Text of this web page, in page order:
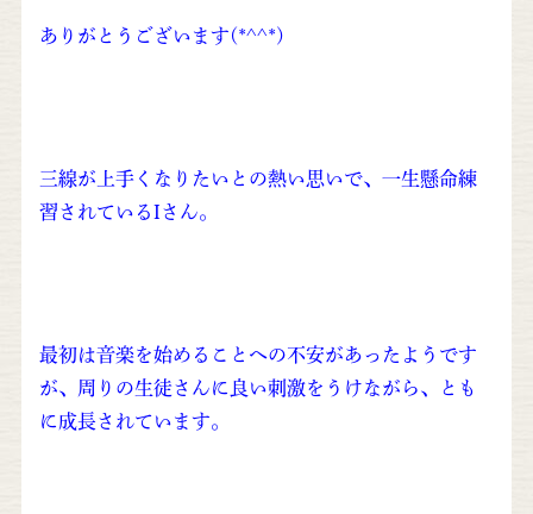
ありがとうございます(*^^*)
三線が上手くなりたいとの熱い思いで、一生懸命練
習されているIさん。
最初は音楽を始めることへの不安があったようです
が、周りの生徒さんに良い刺激をうけながら、とも
に成長されています。